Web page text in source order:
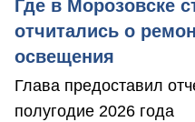
Где в Морозовске
отчитались о
освещения
Глава предоставил
полугодие 2026 года